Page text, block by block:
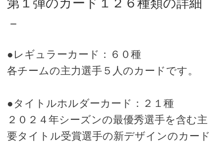
第１弾のカード１２６種類の詳細
－
●レギュラーカード：６０種
各チームの主力選手５人のカードです。
●タイトルホルダーカード：２１種
２０２４年シーズンの最優秀選手を含む主
要タイトル受賞選手の新デザインのカード